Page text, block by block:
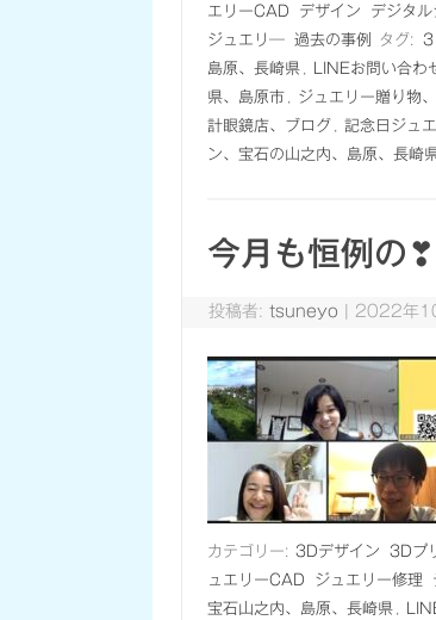
エリーCAD
デザイン デジタル
ジュエリ―
過去の事例 タグ:
島原、長崎県
LINEお問い合
県、島原市
ジュエリー贈り物
計眼鏡店、ブログ
記念日ジュ
ン、宝石の山之内、島原、長崎
今月も恒例の❣
投稿者:tsuneyo 2022年
カテゴリー: 3Dデザイン 3Dプ
ュエリーCAD
ジュエリー修理
宝石山之内、島原、長崎県